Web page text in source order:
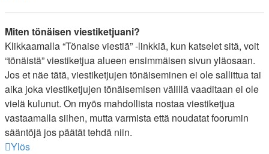
Miten tönäisen viestiketjuani?
Klikkaamalla “Tönaise viestiä” -linkkiä, kun katselet sitä, voit
“tönäistä” viestiketjua alueen ensimmäisen sivun yläosaan.
Jos et näe tätä, viestiketjujen tönäiseminen ei ole sallittua tai
aika joka viestiketjujen tönäisemisen välillä vaaditaan ei ole
vielä kulunut. On myös mahdollista nostaa viestiketjua
vastaamalla siihen, mutta varmista että noudatat foorumin
sääntöjä jos päätät tehdä niin.
Ylös